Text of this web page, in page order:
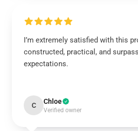
I’m extremely satisfied with this
constructed, practical, and
expectations.
C Chloe
Verified owner